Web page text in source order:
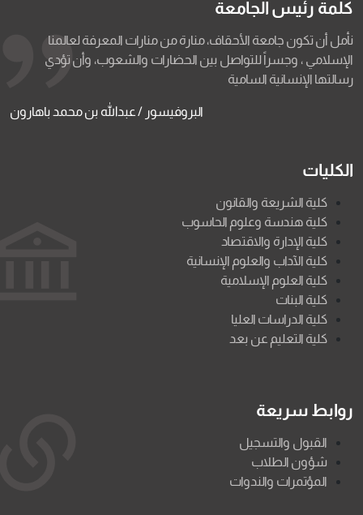
كلمة رئيس الجامعة
نأمل أن تكون جامعة الأحقاف، منارة من منارات المعرفة لعالمنا
الإسلامي ، وجسراً للتواصل بين الحضارات والشعوب، وأن تؤدي
رسالتها الإنسانية السامية
البروفيسور / عبدالله بن محمد باهارون
الكليات
كلية الشريعة والقانون
كلية هندسة وعلوم الحاسوب
كلية الإدارة والاقتصاد
كلية الآداب والعلوم الإنسانية
كلية العلوم الإسلامية
كلية البنات
كلية الدراسات العليا
كلية التعليم عن بعد
روابط سريعة
القبول والتسجيل
شؤون الطلاب
المؤتمرات والندوات